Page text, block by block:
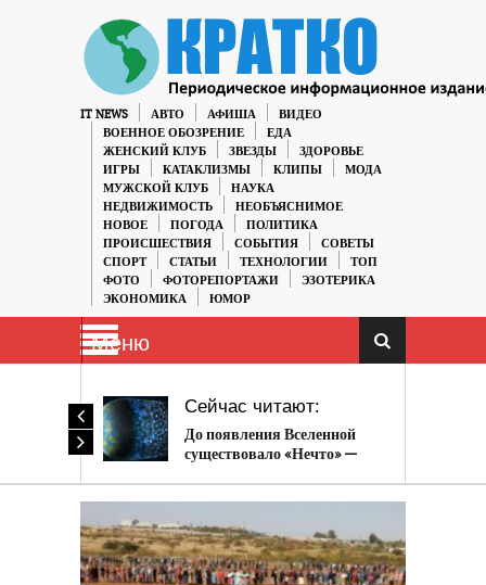
IT NEWS АВТО АФИША
ВИДЕО
ВОЕННОЕ ОБОЗРЕНИЕ
ЕДА
ЖЕНСКИЙ КЛУБ
ЗВЕЗДЫ
ЗДОРОВЬЕ
ИГРЫ
КАТАКЛИЗМЫ КЛИПЫ
МОДА
МУЖСКОЙ КЛУБ
НАУКА
НЕДВИЖИМОСТЬ
НЕОБЪЯСНИМОЕ
НОВОЕ
ПОГОДА
ПОЛИТИКА
ПРОИСШЕСТВИЯ
СОБЫТИЯ
СОВЕТЫ
СПОРТ
СТАТЬИ ТЕХНОЛОГИИ
ТОП
ФОТО
ФОТОРЕПОРТАЖИ
ЭЗОТЕРИКА
ЭКОНОМИКА
ЮМОР
Меню
Сейчас читают:
До появления Вселенной
существовало «Нечто» —